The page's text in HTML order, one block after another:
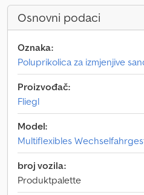
Osnovni podaci
Oznaka:
Poluprikolica za izmjenjive
Proizvođač:
Fliegl
Model:
Multiflexibles
broj vozila:
Produktpalette